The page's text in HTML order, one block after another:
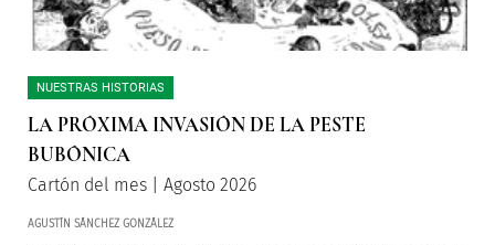
NUESTRAS HISTORIAS
LA PRÓXIMA INVASIÓN DE LA PESTE
BUBÓNICA
Cartón del mes | Agosto 2026
AGUSTÍN SÁNCHEZ GONZÁLEZ